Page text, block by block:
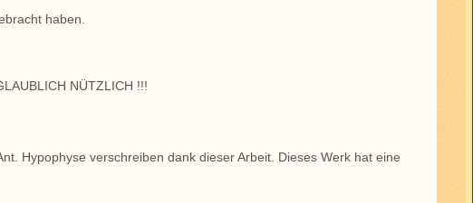
haben.
NÜTZLICH !!!
Hypophyse verschreiben dank dieser Arbeit. Dieses Werk hat eine